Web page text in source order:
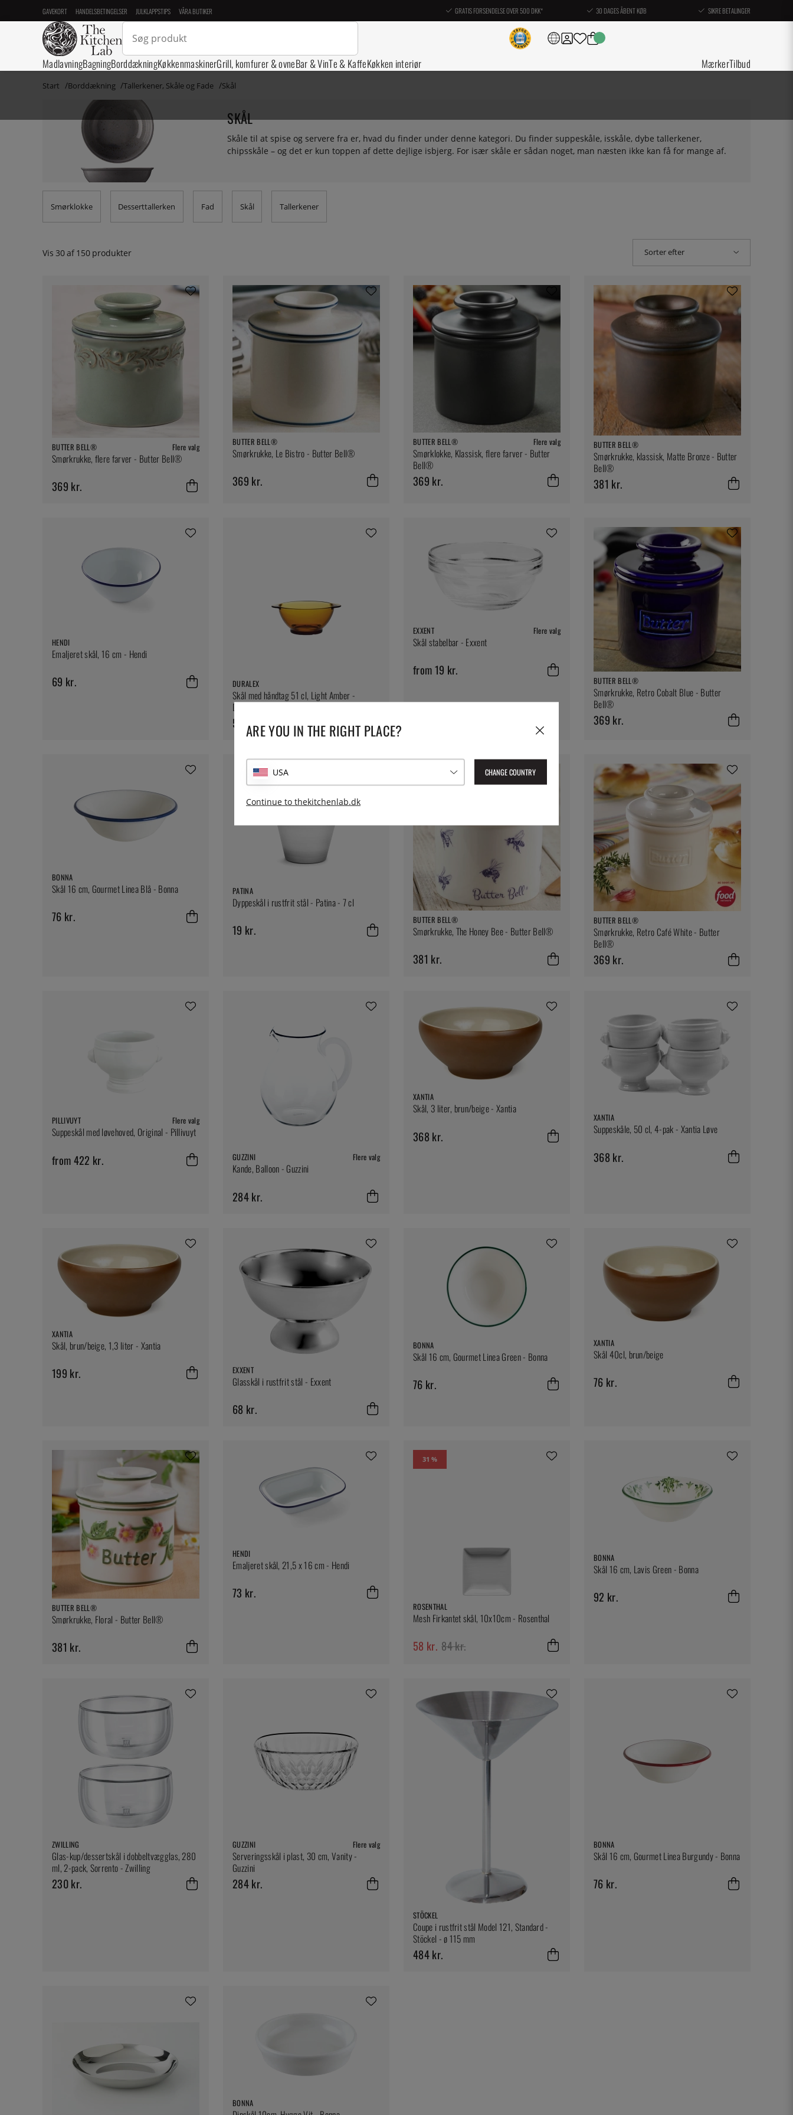
GAVEKORT HANDELSBETINGELSER JULKLAPPSTIPS VÅRA BUTIKER GRATIS FORSENDELSE OVER 500 DKK* 30 DAGES ÅBENT KØB SIKRE BETALINGER
MadlavningBagningBorddækningKøkkenmaskinerGrill, komfurer & ovneBar & VinTe & KaffeKøkken interiør MærkerTilbud
Start Borddækning Tallerkener, Skåle og Fade Skål
SKÅL
Skåle til at spise og servere fra er, hvad du finder under denne kategori. Du finder suppeskåle, isskåle, dybe tallerkener,
chipsskåle – og det er kun toppen af dette dejlige isbjerg. For især skåle er sådan noget, man næsten ikke kan få for mange af.
Smørklokke Desserttallerken Fad Skål Tallerkener
Vis 30af 150 produkter Sorter efter
BUTTER BELL® Flere valg
Smørkrukke, flere farver - Butter Bell®
369 kr.
BUTTER BELL®
Smørkrukke, Le Bistro - Butter Bell®
369 kr.
BUTTER BELL® Flere valg
Smørklokke, Klassisk, flere farver - Butter
Bell®
369 kr.
BUTTER BELL®
Smørkrukke, klassisk, Matte Bronze - Butter
Bell®
381 kr.
HENDI
Emaljeret skål, 16 cm - Hendi
69 kr. DURALEX
Skål med håndtag 51 cl, Light Amber -
Duralex
53 kr.
EXXENT Flere valg
Skål stabelbar - Exxent
from 19 kr.
BUTTER BELL®
Smørkrukke, Retro Cobalt Blue - Butter
Bell®
369 kr.
BONNA
Skål 16 cm, Gourmet Linea Blå - Bonna
76 kr.
PATINA
Dyppeskål i rustfrit stål - Patina - 7 cl
19 kr.
BUTTER BELL®
Smørkrukke, The Honey Bee - Butter Bell®
381 kr.
BUTTER BELL®
Smørkrukke, Retro Café White - Butter
Bell®
369 kr.
PILLIVUYT Flere valg
Suppeskål med løvehoved, Original - Pillivuyt
from 422 kr. GUZZINI Flere valg
Kande, Balloon - Guzzini
284 kr.
XANTIA
Skål, 3 liter, brun/beige - Xantia
368 kr.
XANTIA
Suppeskåle, 50 cl, 4-pak - Xantia Løve
368 kr.
XANTIA
Skål, brun/beige, 1,3 liter - Xantia
199 kr. EXXENT
Glasskål i rustfrit stål - Exxent
68 kr.
BONNA
Skål 16 cm, Gourmet Linea Green - Bonna
76 kr.
XANTIA
Skål 40cl, brun/beige
76 kr.
BUTTER BELL®
Smørkrukke, Floral - Butter Bell®
381 kr.
HENDI
Emaljeret skål, 21,5 x 16 cm - Hendi
73 kr.
31 %
ROSENTHAL
Mesh Firkantet skål, 10x10cm - Rosenthal
58 kr. 84 kr.
BONNA
Skål 16 cm, Lavis Green - Bonna
92 kr.
ZWILLING
Glas-kup/dessertskål i dobbeltvægglas, 280
ml, 2-pack, Sorrento - Zwilling
230 kr.
GUZZINI Flere valg
Serveringsskål i plast, 30 cm, Vanity -
Guzzini
284 kr.
STÖCKEL
Coupe i rustfrit stål Model 121, Standard -
Stöckel - ø 115 mm
484 kr.
BONNA
Skål 16 cm, Gourmet Linea Burgundy - Bonna
76 kr.
BONNA
ARE YOU IN THE RIGHT PLACE?
USA CHANGE COUNTRY
Continue to thekitchenlab.dk